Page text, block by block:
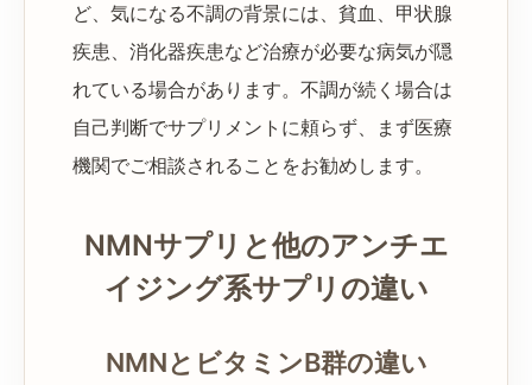
ど、気になる不調の背景には、貧血、甲状腺
疾患、消化器疾患など治療が必要な病気が隠
れている場合があります。不調が続く場合は
自己判断でサプリメントに頼らず、まず医療
機関でご相談されることをお勧めします。
NMNサプリと他のアンチエ
イジング系サプリの違い
NMNとビタミンB群の違い